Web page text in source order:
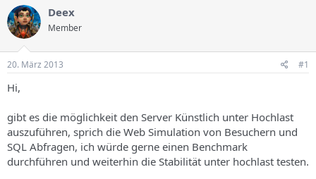
s
t
e
e
r
d
s
T
h
e
s
e
l
u
d
a
t
u
Deex
Member
20. März 2013 #1
Hi,
gibt es die möglichkeit den Server Künstlich unter Hochlast
auszuführen, sprich die Web Simulation von Besuchern und
SQL Abfragen, ich würde gerne einen Benchmark
durchführen und weiterhin die Stabilität unter hochlast testen.